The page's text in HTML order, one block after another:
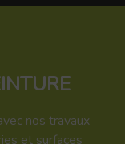
nos travaux
et surfaces